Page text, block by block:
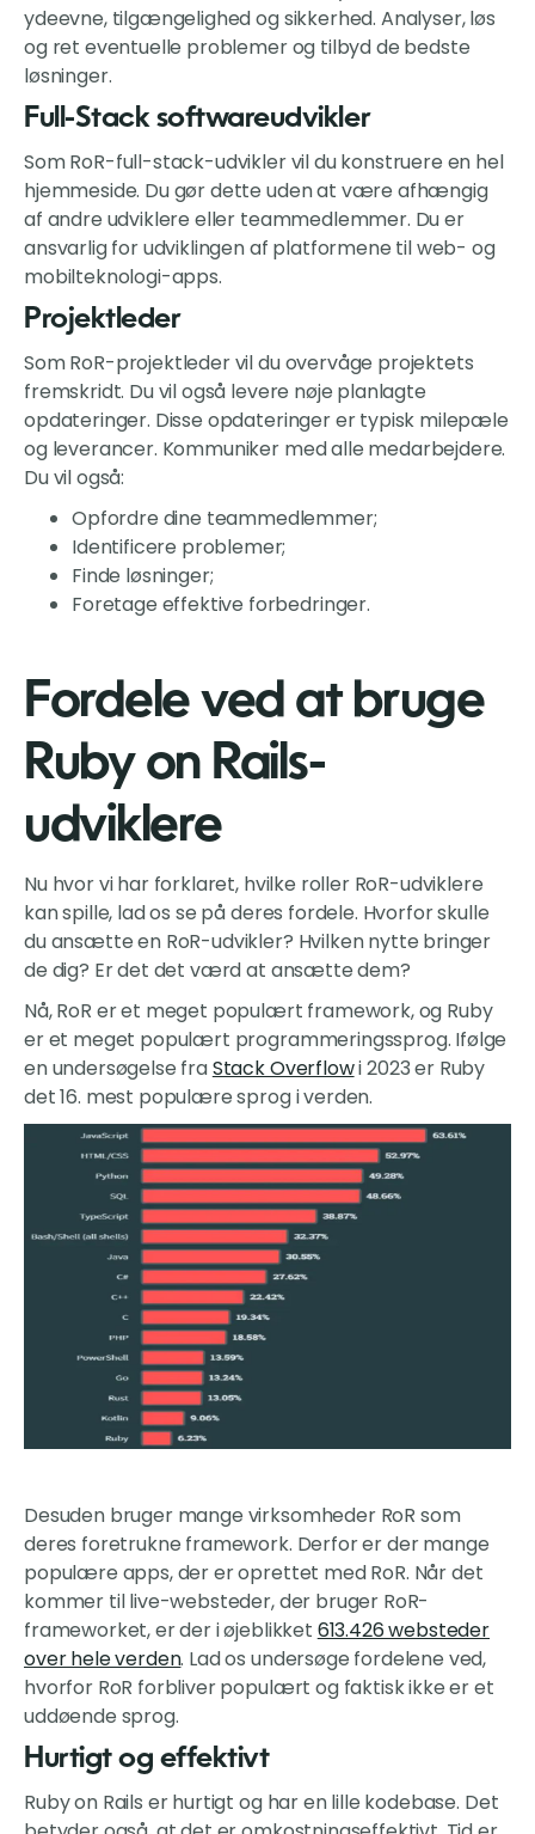
ydeevne, tilgængelighed og sikkerhed. Analyser, løs
og ret eventuelle problemer og tilbyd de bedste
løsninger.
Full-Stack softwareudvikler
Som RoR-full-stack-udvikler vil du konstruere en hel
hjemmeside. Du gør dette uden at være afhængig
af andre udviklere eller teammedlemmer. Du er
ansvarlig for udviklingen af platformene til web- og
mobilteknologi-apps.
Projektleder
Som RoR-projektleder vil du overvåge projektets
fremskridt. Du vil også levere nøje planlagte
opdateringer. Disse opdateringer er typisk milepæle
og leverancer. Kommuniker med alle medarbejdere.
Du vil også:
Opfordre dine teammedlemmer;
Identificere problemer;
Finde løsninger;
Foretage effektive forbedringer.
Fordele ved at bruge
Ruby on Rails-
udviklere
Nu hvor vi har forklaret, hvilke roller RoR-udviklere
kan spille, lad os se på deres fordele. Hvorfor skulle
du ansætte en RoR-udvikler? Hvilken nytte bringer
de dig? Er det det værd at ansætte dem?
Nå, RoR er et meget populært framework, og Ruby
er et meget populært programmeringssprog. Ifølge
en undersøgelse fraStack Overflowi 2023 er Ruby
det 16. mest populære sprog i verden.
Desuden bruger mange virksomheder RoR som
deres foretrukne framework. Derfor er der mange
populære apps, der er oprettet med RoR. Når det
kommer til live-websteder, der bruger RoR-
frameworket, er der i øjeblikket 613.426 websteder
over hele verden. Lad os undersøge fordelene ved,
hvorfor RoR forbliver populært og faktisk ikke er et
uddøende sprog.
Hurtigt og effektivt
Ruby on Rails er hurtigt og har en lille kodebase. Det